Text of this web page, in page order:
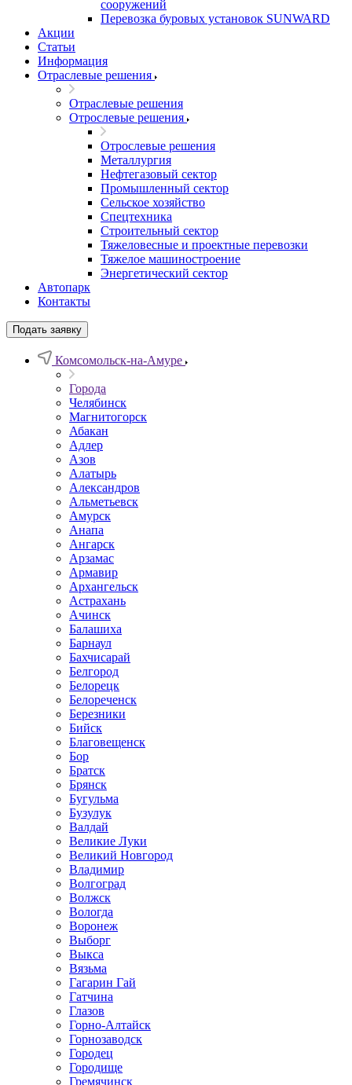
сооружений
Перевозка буровых установок SUNWARD
Акции
Статьи
Информация
Отраслевые решения
Отраслевые решения
Отрослевые решения
Отрослевые решения
Металлургия
Нефтегазовый сектор
Промышленный сектор
Сельское хозяйство
Спецтехника
Строительный сектор
Тяжеловесные и проектные перевозки
Тяжелое машиностроение
Энергетический сектор
Автопарк
Контакты
Подать заявку
Комсомольск-на-Амуре
Города
Челябинск
Магнитогорск
Абакан
Адлер
Азов
Алатырь
Александров
Альметьевск
Амурск
Анапа
Ангарск
Арзамас
Армавир
Архангельск
Астрахань
Ачинск
Балашиха
Барнаул
Бахчисарай
Белгород
Белорецк
Белореченск
Березники
Бийск
Благовещенск
Бор
Братск
Брянск
Бугульма
Бузулук
Валдай
Великие Луки
Великий Новгород
Владимир
Волгоград
Волжск
Вологда
Воронеж
Выборг
Выкса
Вязьма
Гагарин Гай
Гатчина
Глазов
Горно-Алтайск
Горнозаводск
Городец
Городище
Гремячинск